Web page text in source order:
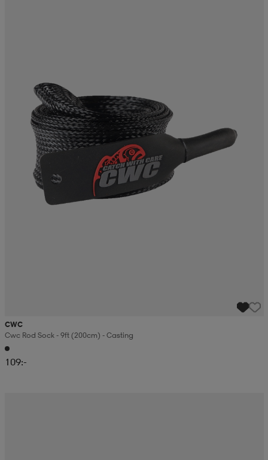
CWC
Cwc Rod Sock - 9ft (200cm) - Casting
109:-